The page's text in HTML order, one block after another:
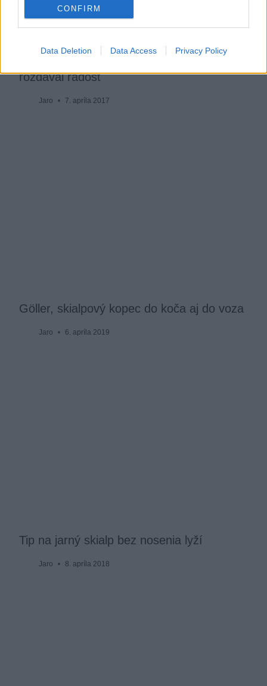
CONFIRM
Data Deletion Data Access Privacy Policy
Venediger najskôr žiadal krv, potom
rozdával radosť
Jaro 7. apríla 2017
Göller, skialpový kopec do koča aj do voza
Jaro 6. apríla 2019
Tip na jarný skialp bez nosenia lyží
Jaro 8. apríla 2018